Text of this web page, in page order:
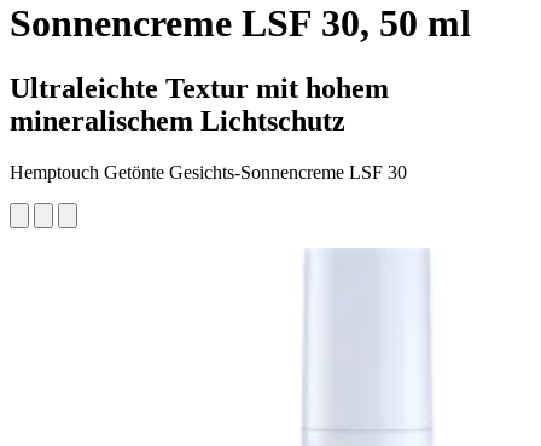
Sonnencreme LSF 30, 50 ml
Ultraleichte Textur mit hohem
mineralischem Lichtschutz
Hemptouch Getönte Gesichts-Sonnencreme LSF 30